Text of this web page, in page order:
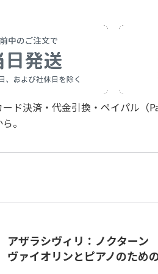
ド決済・代金引換・ペイパル（
。
アザラシヴィリ：ノクター
ヴァイオリンとピアノのため